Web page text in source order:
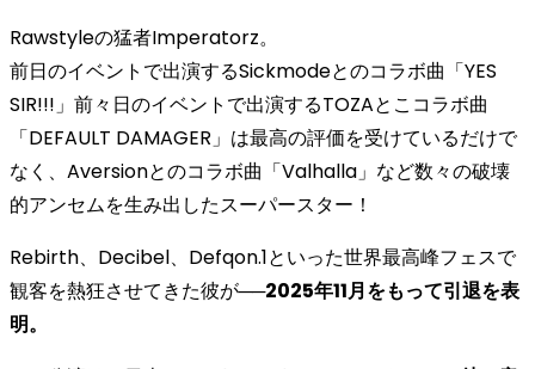
Rawstyleの猛者Imperatorz。
前日のイベントで出演するSickmodeとのコラボ曲「YES
SIR!!!」前々日のイベントで出演するTOZAとこコラボ曲
「DEFAULT DAMAGER」は最高の評価を受けているだけで
なく、Aversionとのコラボ曲「Valhalla」など数々の破壊
的アンセムを生み出したスーパースター！
Rebirth、Decibel、Defqon.1といった世界最高峰フェスで
観客を熱狂させてきた彼が──2025年11月をもって引退を表
明。